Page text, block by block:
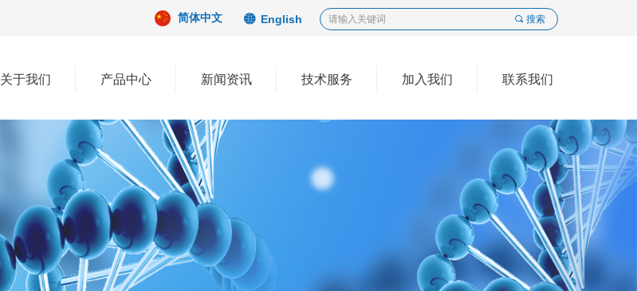
关于我们 产品中心 新闻资讯 技术服务 加入我们 联系我们
끠 搜索
简体中文 뀁 English